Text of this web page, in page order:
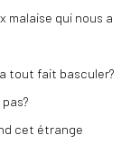
malaise qui nous a
tout fait basculer?
cet étrange